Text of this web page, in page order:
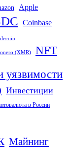
Apple
Coinbase
(XMR) NFT
уязвимости
Инвестиции
в России
Майнинг